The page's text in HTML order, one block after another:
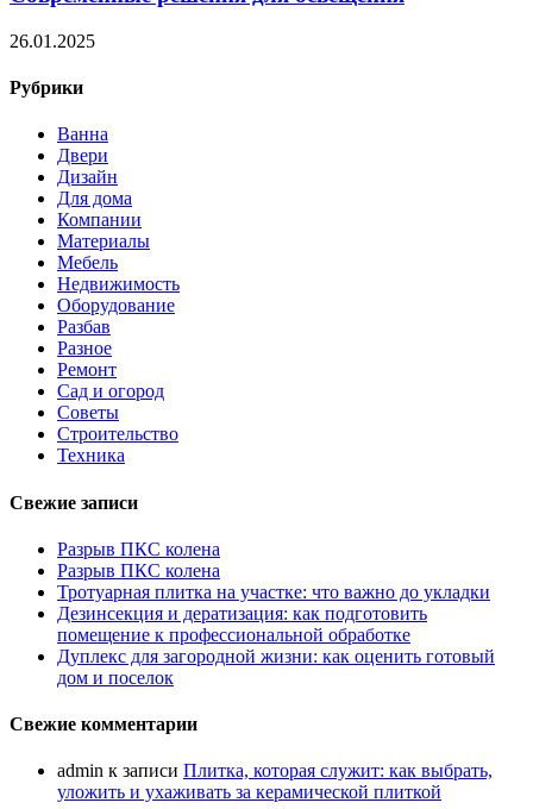
26.01.2025
Рубрики
Ванна
Двери
Дизайн
Для дома
Компании
Материалы
Мебель
Недвижимость
Оборудование
Разбав
Разное
Ремонт
Сад и огород
Советы
Строительство
Техника
Свежие записи
Разрыв ПКС колена
Разрыв ПКС колена
Тротуарная плитка на участке: что важно до укладки
Дезинсекция и дератизация: как подготовить
помещение к профессиональной обработке
Дуплекс для загородной жизни: как оценить готовый
дом и поселок
Свежие комментарии
admin к записи Плитка, которая служит: как выбрать,
уложить и ухаживать за керамической плиткой